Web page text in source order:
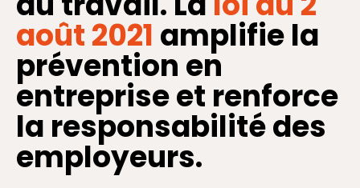
août 2021 amplifie la
prévention en
entreprise et renforce
la responsabilité des
employeurs.